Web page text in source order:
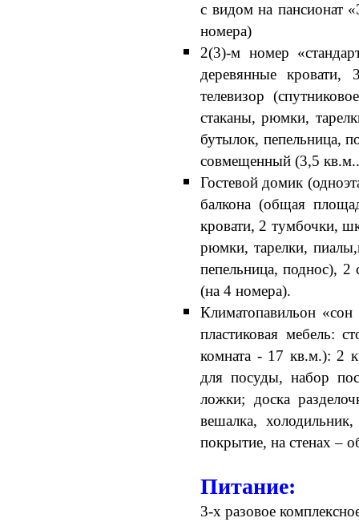
с видом на пансионат
номера)
2(3)-м номер
деревянные кровати,
телевизор
стаканы, рюмки,
бутылок, пепельница,
совмещенный (3,5
Гостевой домик
балкона (общая
кровати, 2 тумбочки,
рюмки, тарелки,
пепельница, поднос),
(на 4 номера).
Климатопавильон
пластиковая мебель:
комната - 17 кв.м.): 2
для посуды, набор
ложки; доска
вешалка,
покрытие, на стенах –
Питание:
3-х разовое